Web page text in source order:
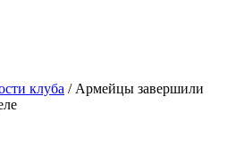
клуба / Армейцы завершили